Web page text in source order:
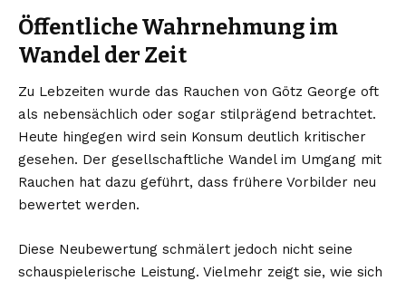
Öffentliche Wahrnehmung im
Wandel der Zeit
Zu Lebzeiten wurde das Rauchen von Götz George oft
als nebensächlich oder sogar stilprägend betrachtet.
Heute hingegen wird sein Konsum deutlich kritischer
gesehen. Der gesellschaftliche Wandel im Umgang mit
Rauchen hat dazu geführt, dass frühere Vorbilder neu
bewertet werden.
Diese Neubewertung schmälert jedoch nicht seine
schauspielerische Leistung. Vielmehr zeigt sie, wie sich